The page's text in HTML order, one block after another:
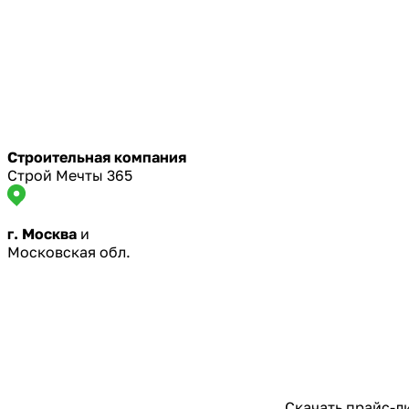
Строительная компания
Строй Мечты 365
г. Москва и
Московская обл.